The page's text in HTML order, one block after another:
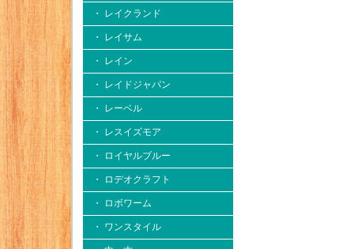
・ レイクランド
・ レイサム
・ レイン
・ レイドジャパン
・ レーベル
・ レスイズモア
・ ロイヤルブルー
・ ロデオクラフト
・ ロボワーム
・ ワンスタイル